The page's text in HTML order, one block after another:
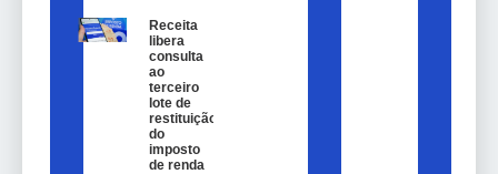
Receita
libera
consulta
ao
terceiro
lote de
restituição
do
imposto
de renda